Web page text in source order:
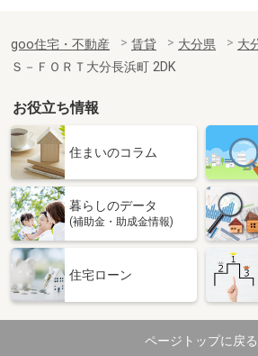
goo住宅・不動産 賃貸 大分県 大
Ｓ－ＦＯＲＴ大分長浜町 2DK
お役立ち情報
住まいのコラム
暮らしのデータ
(補助金・助成金情報)
住宅ローン
ページトップに戻る